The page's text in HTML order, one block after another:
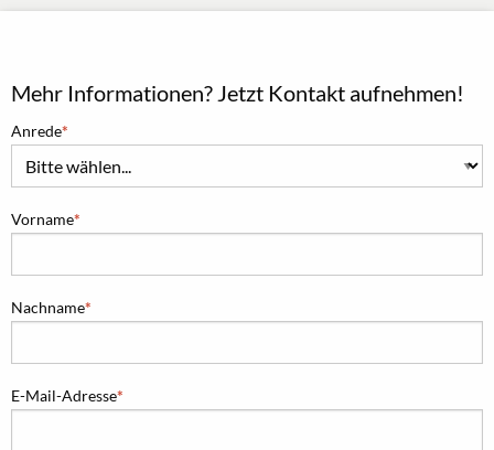
Mehr Informationen? Jetzt Kontakt aufnehmen!
Anrede
Vorname
Nachname
E-Mail-Adresse